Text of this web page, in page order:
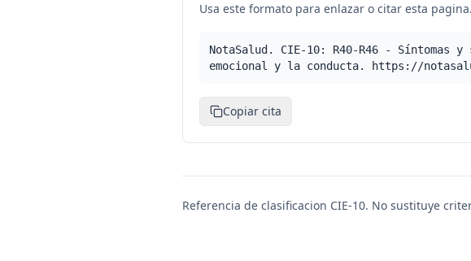
Usa este formato para enlazar o citar esta pagina.
NotaSalud. CIE-10: R40-R46 -
emocional y la conducta. https://
Copiar cita
Referencia de clasificacion CIE-10. No sustituye